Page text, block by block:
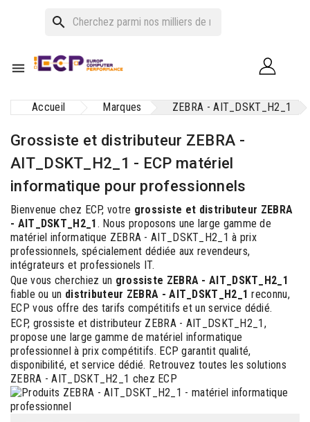
search

Accueil Marques ZEBRA - AIT_DSKT_H2_1
Grossiste et distributeur ZEBRA -
AIT_DSKT_H2_1 - ECP matériel
informatique pour professionnels
Bienvenue chez ECP, votre grossiste et distributeur ZEBRA
- AIT_DSKT_H2_1. Nous proposons une large gamme de
matériel informatique ZEBRA - AIT_DSKT_H2_1 à prix
professionnels, spécialement dédiée aux revendeurs,
intégrateurs et professionels IT.
Que vous cherchiez un grossiste ZEBRA - AIT_DSKT_H2_1
fiable ou un distributeur ZEBRA - AIT_DSKT_H2_1 reconnu,
ECP vous offre des tarifs compétitifs et un service dédié.
ECP, grossiste et distributeur ZEBRA - AIT_DSKT_H2_1,
propose une large gamme de matériel informatique
professionnel à prix compétitifs. ECP garantit qualité,
disponibilité, et service dédié. Retrouvez toutes les solutions
ZEBRA - AIT_DSKT_H2_1 chez ECP